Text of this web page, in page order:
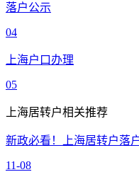
落户公示
04
上海户口办理
05
上海居转户相关推荐
新政必看！上海居转户落
11-08